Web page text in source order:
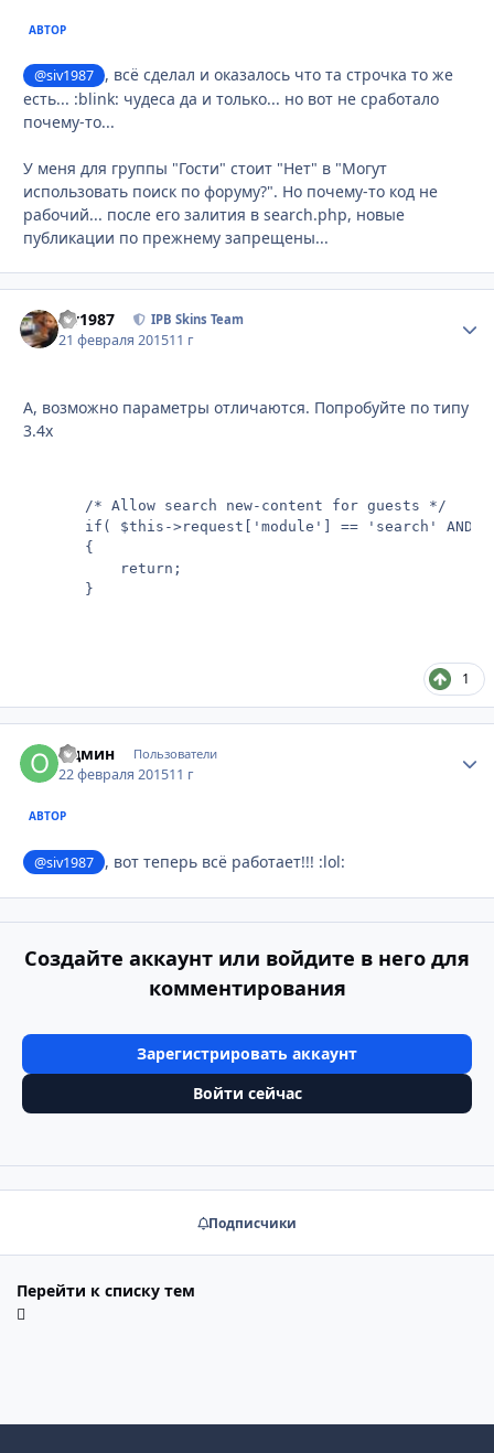
АВТОР
@siv1987
, всё сделал и оказалось что та строчка то же
есть... :blink: чудеса да и только... но вот не сработало
почему-то...
У меня для группы "Гости" стоит "Нет" в "Могут
использовать поиск по форуму?". Но почему-то код не
рабочий... после его залития в search.php, новые
публикации по прежнему запрещены...
siv1987 IPB Skins Team
21 февраля 201511 г
А, возможно параметры отличаются. Попробуйте по типу
3.4x
       /* Allow search new-content for guests */
if( $this->request['module'] == 'search' AND
       {
           return;
1
Одмин Пользователи
22 февраля 201511 г
АВТОР
@siv1987 , вот теперь всё работает!!! :lol:
Создайте аккаунт или войдите в него для
комментирования
Зарегистрировать аккаунт
Войти сейчас
Подписчики
Перейти к списку тем